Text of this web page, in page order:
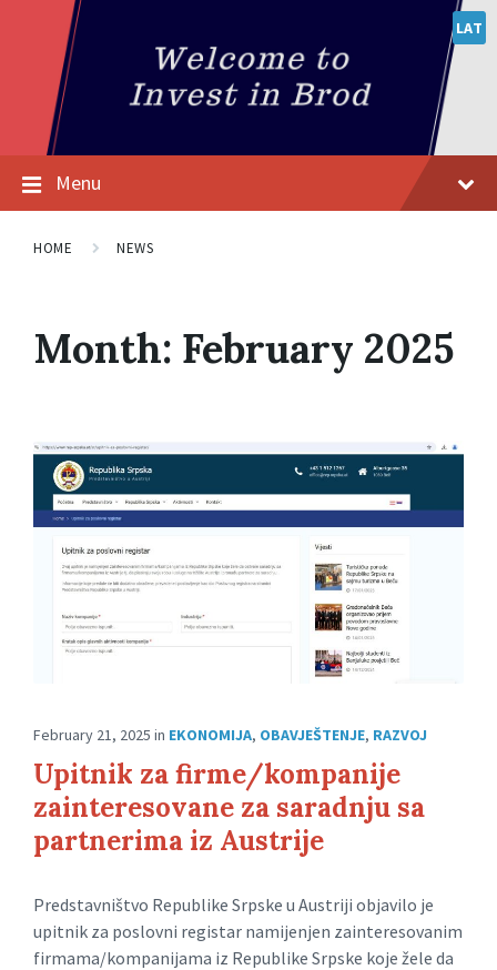
LAT
Menu
HOME NEWS
Month: February 2025
February 21, 2025 in EKONOMIJA, OBAVJEŠTENJE, RAZVOJ
Upitnik za firme/kompanije
zainteresovane za saradnju sa
partnerima iz Austrije
Predstavništvo Republike Srpske u Austriji objavilo je
upitnik za poslovni registar namijenjen zainteresovanim
firmama/kompanijama iz Republike Srpske koje žele da